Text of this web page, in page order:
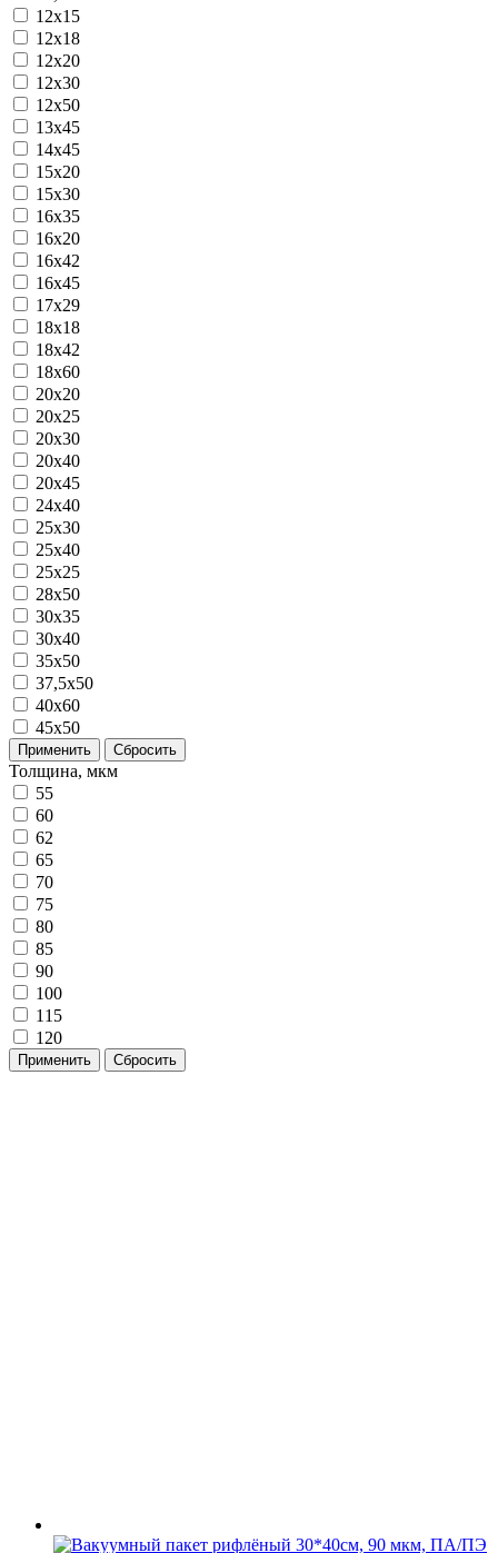
12x15
12x18
12x20
12x30
12х50
13x45
14х45
15x20
15x30
16x35
16х20
16х42
16х45
17х29
18х18
18х42
18х60
20x20
20x25
20x30
20x40
20х45
24х40
25x30
25x40
25х25
28x50
30x35
30x40
35x50
37,5х50
40x60
45х50
Применить Сбросить
Толщина, мкм
55
60
62
65
70
75
80
85
90
100
115
120
Применить Сбросить